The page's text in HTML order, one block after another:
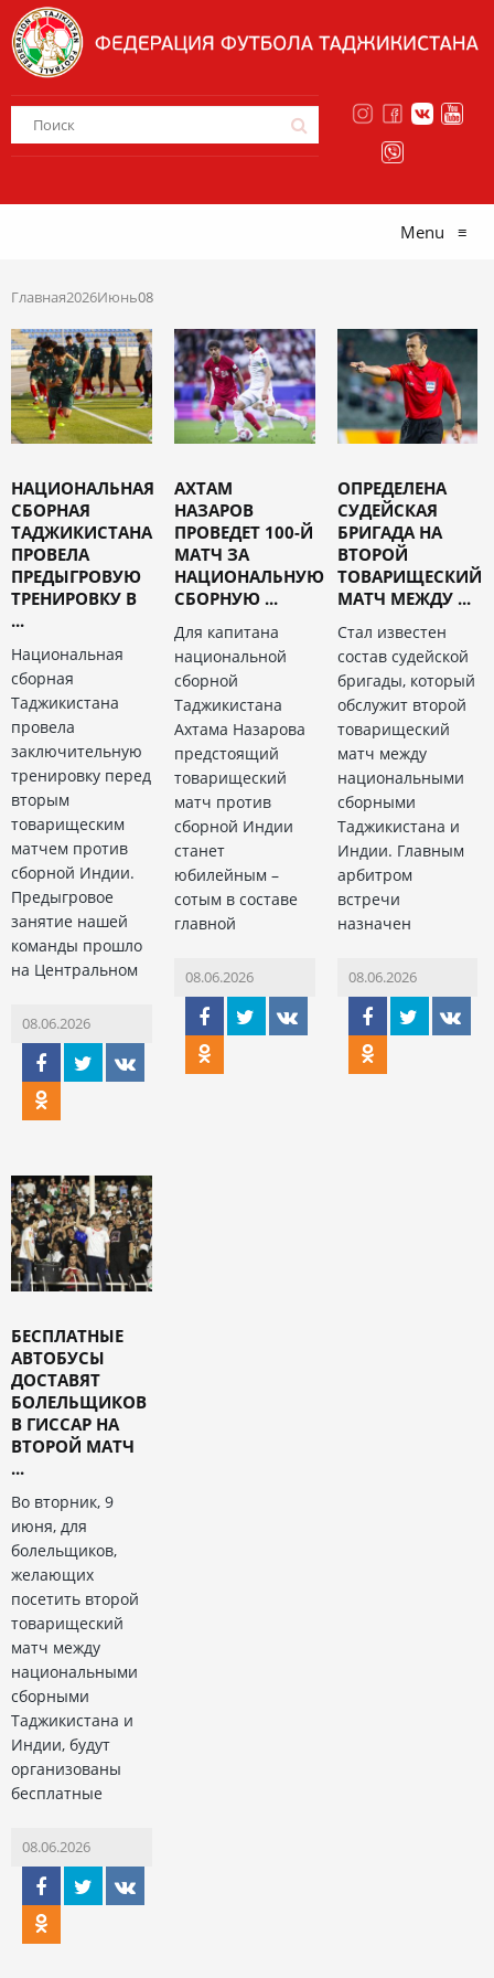
Menu ≡
Главная2026Июнь08
НАЦИОНАЛЬНАЯ
СБОРНАЯ
ТАДЖИКИСТАНА
ПРОВЕЛА
ПРЕДЫГРОВУЮ
ТРЕНИРОВКУ В
...
Национальная
сборная
Таджикистана
провела
заключительную
тренировку перед
вторым
товарищеским
матчем против
сборной Индии.
Предыгровое
занятие нашей
команды прошло
на Центральном
08.06.2026
АХТАМ
НАЗАРОВ
ПРОВЕДЕТ 100-Й
МАТЧ ЗА
НАЦИОНАЛЬНУЮ
СБОРНУЮ ...
Для капитана
национальной
сборной
Таджикистана
Ахтама Назарова
предстоящий
товарищеский
матч против
сборной Индии
станет
юбилейным –
сотым в составе
главной
08.06.2026
ОПРЕДЕЛЕНА
СУДЕЙСКАЯ
БРИГАДА НА
ВТОРОЙ
ТОВАРИЩЕСКИЙ
МАТЧ МЕЖДУ ...
Стал известен
состав судейской
бригады, который
обслужит второй
товарищеский
матч между
национальными
сборными
Таджикистана и
Индии. Главным
арбитром
встречи
назначен
08.06.2026
БЕСПЛАТНЫЕ
АВТОБУСЫ
ДОСТАВЯТ
БОЛЕЛЬЩИКОВ
В ГИССАР НА
ВТОРОЙ МАТЧ
...
Во вторник, 9
июня, для
болельщиков,
желающих
посетить второй
товарищеский
матч между
национальными
сборными
Таджикистана и
Индии, будут
организованы
бесплатные
08.06.2026